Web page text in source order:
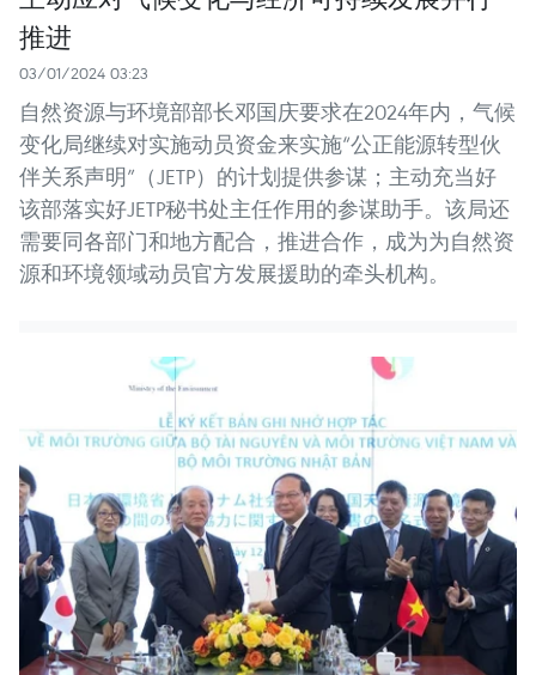
推进
03/01/2024 03:23
自然资源与环境部部长邓国庆要求在2024年内，气候
变化局继续对实施动员资金来实施“公正能源转型伙
伴关系声明”（JETP）的计划提供参谋；主动充当好
该部落实好JETP秘书处主任作用的参谋助手。该局还
需要同各部门和地方配合，推进合作，成为为自然资
源和环境领域动员官方发展援助的牵头机构。